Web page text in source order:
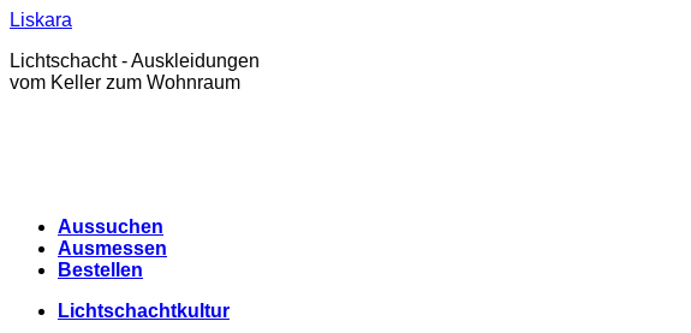
Zum
springen
Liskara
Lichtschacht - Auskleidungen
vom Keller zum Wohnraum
Aussuchen
Ausmessen
Bestellen
Lichtschachtkultur